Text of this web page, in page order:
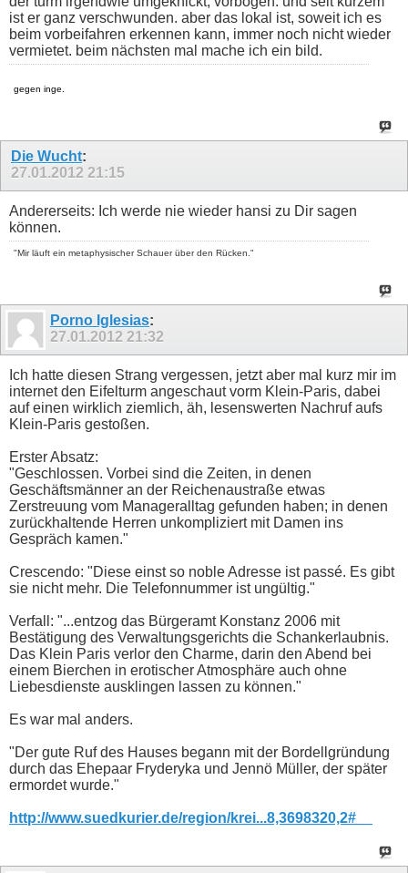
ist er ganz verschwunden. aber das lokal ist, soweit ich es
beim vorbeifahren erkennen kann, immer noch nicht wieder
vermietet. beim nächsten mal mache ich ein bild.
gegen inge.
Die Wucht:
27.01.2012 21:15
Andererseits: Ich werde nie wieder hansi zu Dir sagen
können.
"Mir läuft ein metaphysischer Schauer über den Rücken."
Porno Iglesias:
27.01.2012 21:32
Ich hatte diesen Strang vergessen, jetzt aber mal kurz mir im
internet den Eifelturm angeschaut vorm Klein-Paris, dabei
auf einen wirklich ziemlich, äh, lesenswerten Nachruf aufs
Klein-Paris gestoßen.
Erster Absatz:
"Geschlossen. Vorbei sind die Zeiten, in denen
Geschäftsmänner an der Reichenaustraße etwas
Zerstreuung vom Manageralltag gefunden haben; in denen
zurückhaltende Herren unkompliziert mit Damen ins
Gespräch kamen."
Crescendo: "Diese einst so noble Adresse ist passé. Es gibt
sie nicht mehr. Die Telefonnummer ist ungültig."
Verfall: "...entzog das Bürgeramt Konstanz 2006 mit
Bestätigung des Verwaltungsgerichts die Schankerlaubnis.
Das Klein Paris verlor den Charme, darin den Abend bei
einem Bierchen in erotischer Atmosphäre auch ohne
Liebesdienste ausklingen lassen zu können."
Es war mal anders.
"Der gute Ruf des Hauses begann mit der Bordellgründung
durch das Ehepaar Fryderyka und Jennö Müller, der später
ermordet wurde."
http://www.suedkurier.de/region/krei...8,3698320,2#__